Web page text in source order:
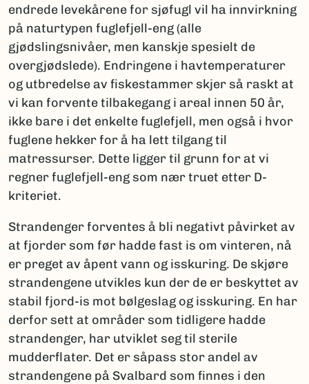
endrede levekårene for sjøfugl vil ha innvirkning
på naturtypen fuglefjell-eng (alle
gjødslingsnivåer, men kanskje spesielt de
overgjødslede). Endringene i havtemperaturer
og utbredelse av fiskestammer skjer så raskt at
vi kan forvente tilbakegang i areal innen 50 år,
ikke bare i det enkelte fuglefjell, men også i hvor
fuglene hekker for å ha lett tilgang til
matressurser. Dette ligger til grunn for at vi
regner fuglefjell-eng som nær truet etter D-
kriteriet.
Strandenger forventes å bli negativt påvirket av
at fjorder som før hadde fast is om vinteren, nå
er preget av åpent vann og isskuring. De skjøre
strandengene utvikles kun der de er beskyttet av
stabil fjord-is mot bølgeslag og isskuring. En har
derfor sett at områder som tidligere hadde
strandenger, har utviklet seg til sterile
mudderflater. Det er såpass stor andel av
strandengene på Svalbard som finnes i den